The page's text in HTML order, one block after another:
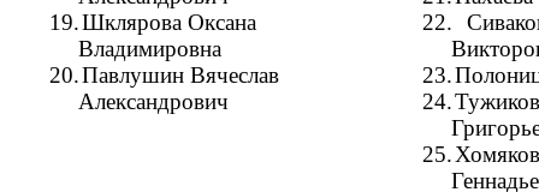
19.Шклярова Оксана
Владимировна
20.Павлушин Вячеслав
Александрович
22.
23.
24.
25.